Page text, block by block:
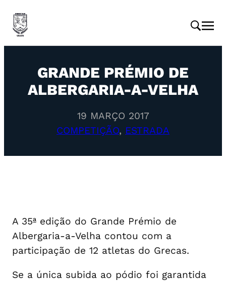
GRANDE PRÉMIO DE
ALBERGARIA-A-VELHA
19 MARÇO 2017
COMPETIÇÃO, ESTRADA
A 35ª edição do Grande Prémio de
Albergaria-a-Velha contou com a
participação de 12 atletas do Grecas.
Se a única subida ao pódio foi garantida